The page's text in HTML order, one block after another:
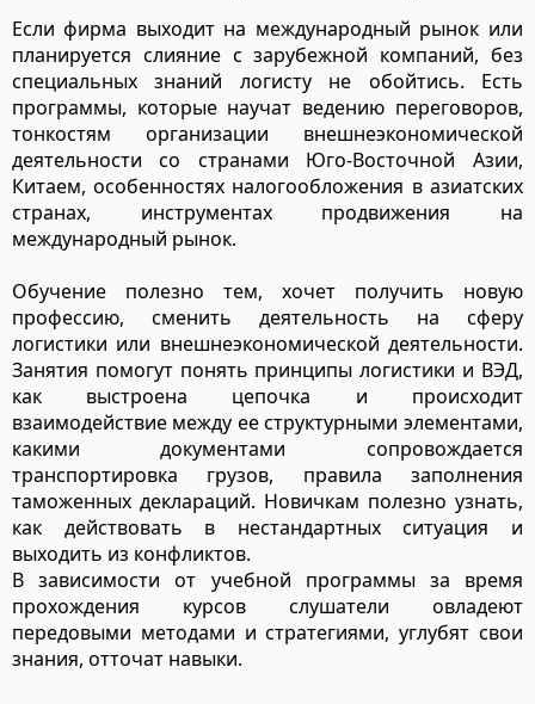
Если фирма выходит на международный рынок или
планируется слияние с зарубежной компаний, без
специальных знаний логисту не обойтись. Есть
программы, которые научат ведению переговоров,
тонкостям организации внешнеэкономической
деятельности со странами Юго-Восточной Азии,
Китаем, особенностях налогообложения в азиатских
странах, инструментах продвижения на
международный рынок.
Обучение полезно тем, хочет получить новую
профессию, сменить деятельность на сферу
логистики или внешнеэкономической деятельности.
Занятия помогут понять принципы логистики и ВЭД,
как выстроена цепочка и происходит
взаимодействие между ее структурными элементами,
какими документами сопровождается
транспортировка грузов, правила заполнения
таможенных деклараций. Новичкам полезно узнать,
как действовать в нестандартных ситуация и
выходить из конфликтов.
В зависимости от учебной программы за время
прохождения курсов слушатели овладеют
передовыми методами и стратегиями, углубят свои
знания, отточат навыки.